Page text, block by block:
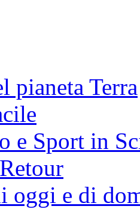
pianeta Terra
e Sport in
oggi e di